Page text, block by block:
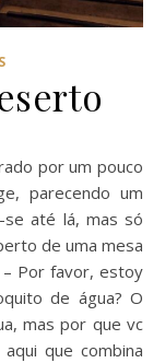
parecendo um
se até lá, mas só
de uma mesa
– Por favor, estoy
de água? O
mas por que vc
que combina